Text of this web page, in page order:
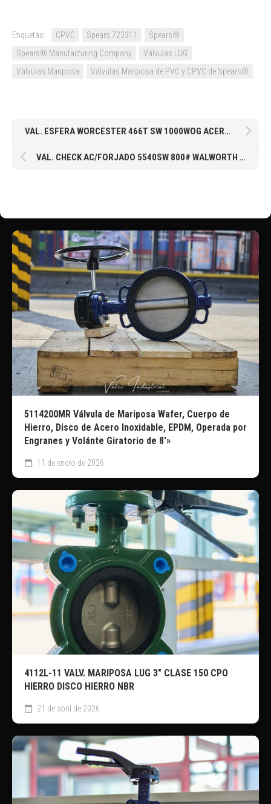
Etiquetas: CPVC Spears 722311
Spears®
Spears® Manufacturing Company
Válvulas LUG
Válvulas Mariposa
Válvulas Mariposa de PVC y CPVC de Spears®
VAL. ESFERA WORCESTER 466T SW 1000WOG ACERO INOXIDABLE SOLDABLE 25MM 1″
VAL. CHECK AC/FORJADO 5540SW 800# WALWORTH SOCKET WELD 2″
5114200MR Válvula de Mariposa Wafer, Cuerpo de
Hierro, Disco de Acero Inoxidable, EPDM, Operada por
Engranes y Volánte Giratorio de 8′»
11 de enero de 2026
4112L-11 VALV. MARIPOSA LUG 3″ CLASE 150 CPO
HIERRO DISCO HIERRO NBR
21 de abril de 2026